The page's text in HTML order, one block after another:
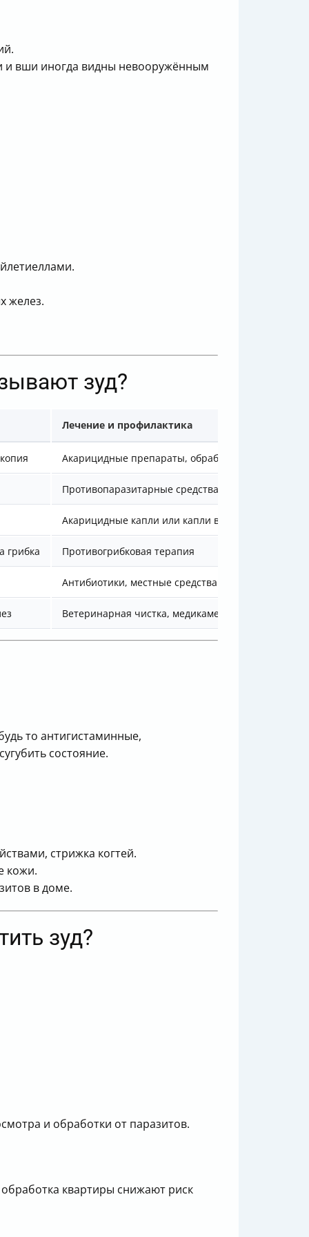
и вши иногда видны невооружённым
желез.
зуд?
Лечение и профилактика
Акарицидные препараты, обработка среды
Противопаразитарные средства
Акарицидные капли или капли в уши
грибка Противогрибковая терапия
Антибиотики, местные средства
Ветеринарная чистка, медикаменты
то антигистаминные,
состояние.
стрижка когтей.
кожи.
в доме.
зуд?
и обработки от паразитов.
квартиры снижают риск